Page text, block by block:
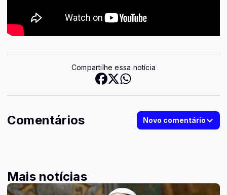
Compartilhe essa notícia
Comentários Novo comentário
Mais notícias